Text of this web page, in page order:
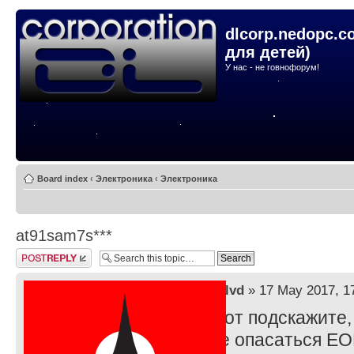
для детей)
У нас - не говнофорум!
Board index ‹ Электроника ‹ Электроника
at91sam7s***
Post a reply
lvd» 17 May 2017,
А вот
уже опасаться